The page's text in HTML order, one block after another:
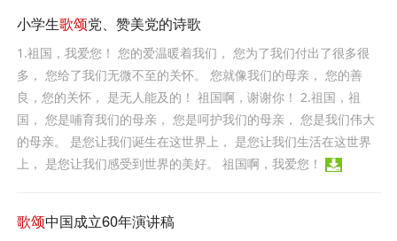
小学生歌颂党、赞美党的诗歌
1.祖国，我爱您！ 您的爱温暖着我们， 您为了我们付出了很多很
多， 您给了我们无微不至的关怀。 您就像我们的母亲， 您的善
良，您的关怀， 是无人能及的！ 祖国啊，谢谢你！ 2.祖国，祖
国， 您是哺育我们的母亲， 您是呵护我们的母亲， 您是我们伟大
的母亲。 是您让我们诞生在这世界上， 是您让我们生活在这世界
上， 是您让我们感受到世界的美好。 祖国啊，我爱您！
歌颂中国成立60年演讲稿